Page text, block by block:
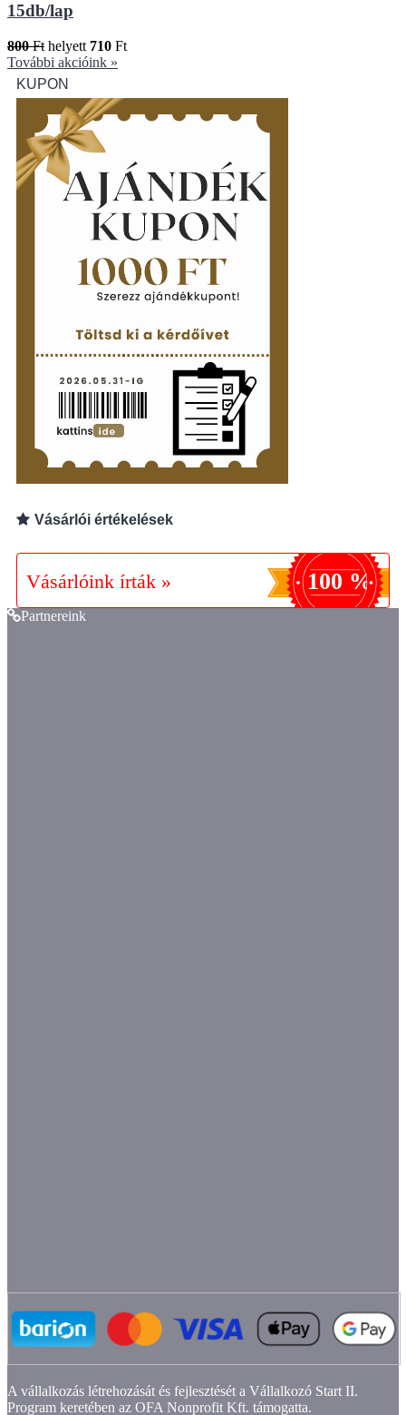
15db/lap
800 Ft helyett 710 Ft
További akcióink »
KUPON
Vásárlói értékelések
Vásárlóink írták » 100 %
Partnereink
A vállalkozás létrehozását és fejlesztését a Vállalkozó Start II.
Program keretében az OFA Nonprofit Kft. támogatta.